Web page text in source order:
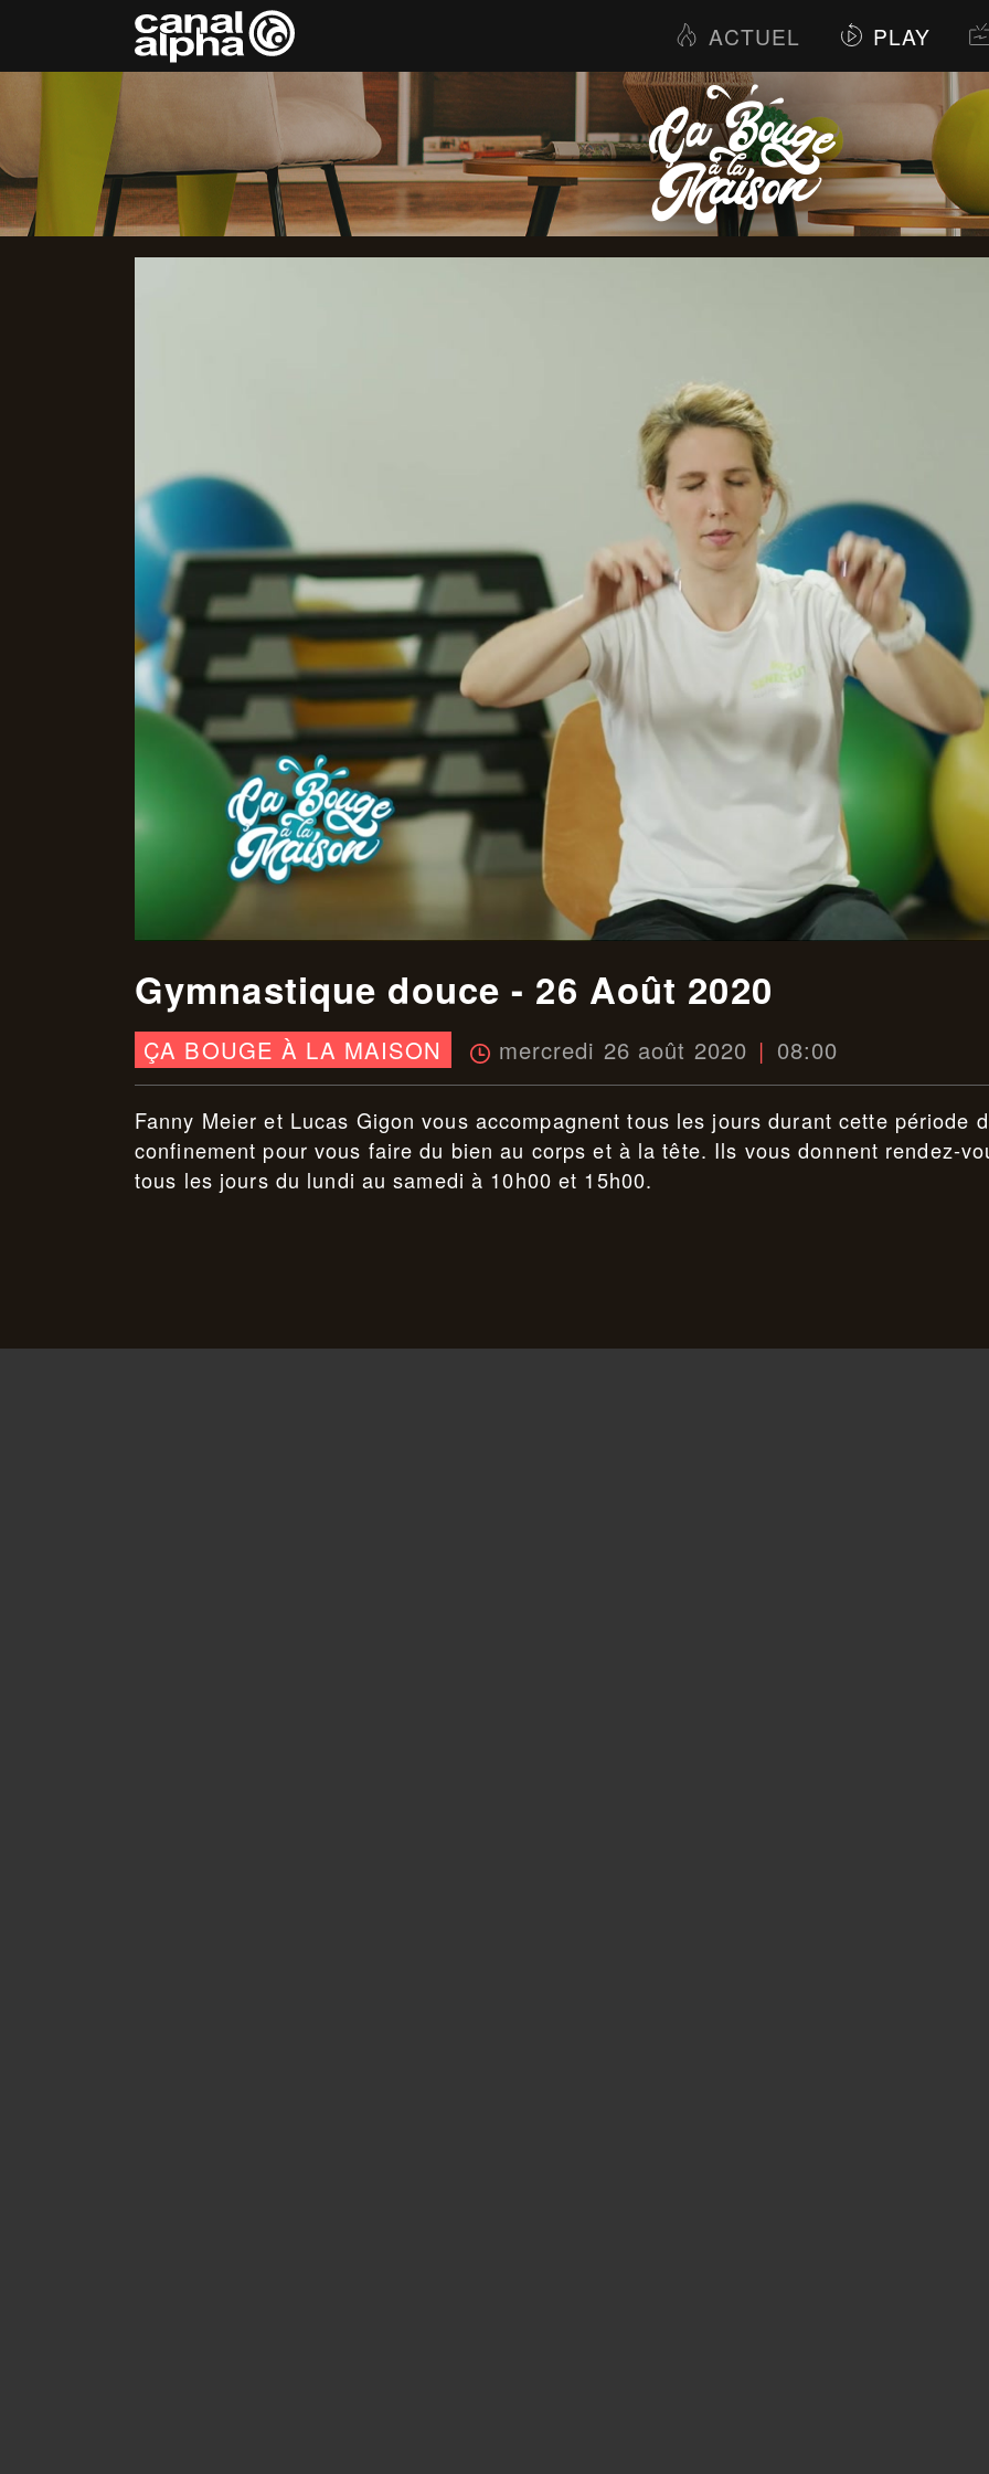
ACTUEL PLAY
Gymnastique douce - 26 Août 2020
ÇA BOUGE À LA MAISON mercredi 26 août 2020 08:00
Fanny Meier et Lucas Gigon vous accompagnent tous les jours durant cette période
confinement pour vous faire du bien au corps et à la tête. Ils vous donnent rendez-
tous les jours du lundi au samedi à 10h00 et 15h00.